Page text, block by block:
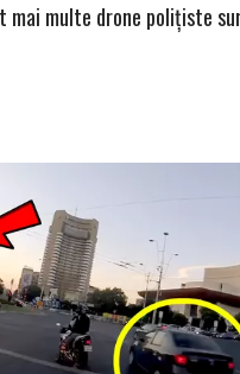
multe drone polițiste